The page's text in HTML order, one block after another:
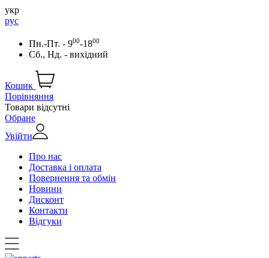
укр
рус
Пн.-Пт. - 900-1800
Сб., Нд. - вихідний
Кошик
Порівняння
Товари відсутні
Обране
Увійти
Про нас
Доставка і оплата
Повернення та обмін
Новини
Дисконт
Контакти
Відгуки